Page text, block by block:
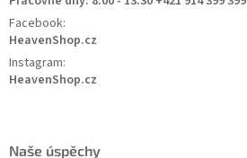
Facebook:
HeavenShop.cz
Instagram:
HeavenShop.cz
Naše úspěchy